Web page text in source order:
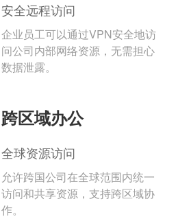
安全远程访问
企业员工可以通过VPN安全地访
问公司内部网络资源，无需担心
数据泄露。
跨区域办公
全球资源访问
允许跨国公司在全球范围内统一
访问和共享资源，支持跨区域协
作。